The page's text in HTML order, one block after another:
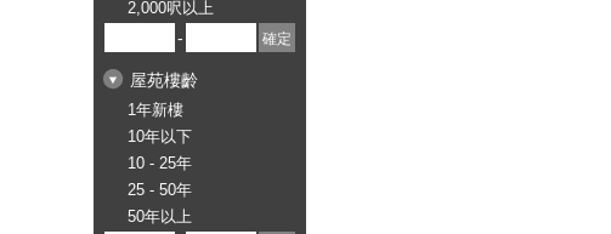
2,000呎以上
-
屋苑樓齡
1年新樓
10年以下
10 - 25年
25 - 50年
50年以上